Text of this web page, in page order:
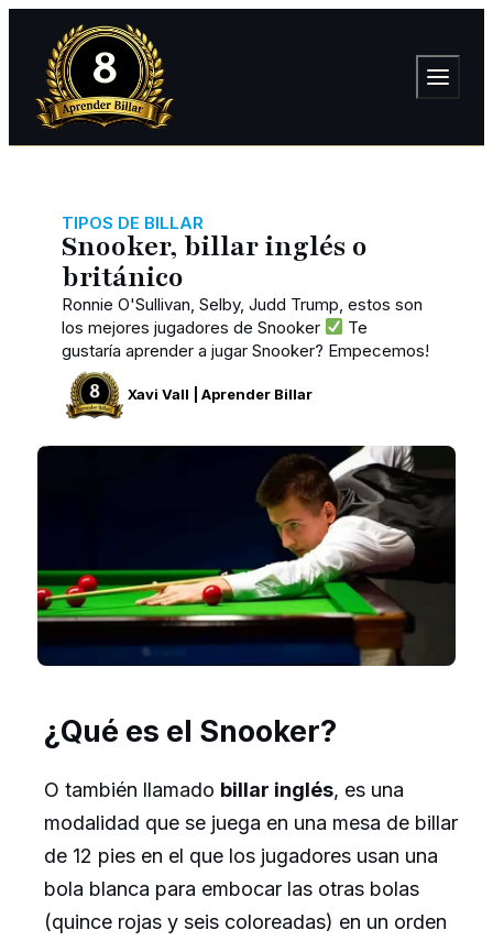
TIPOS DE BILLAR
Snooker, billar inglés o
británico
Ronnie O'Sullivan, Selby, Judd Trump, estos son
los mejores jugadores de Snooker
Te
gustaría aprender a jugar Snooker? Empecemos!
Xavi Vall | Aprender Billar
¿Qué es el Snooker?
O también llamado billar inglés, es una
modalidad que se juega en una mesa de billar
de 12 pies en el que los jugadores usan una
bola blanca para embocar las otras bolas
(quince rojas y seis coloreadas) en un orden